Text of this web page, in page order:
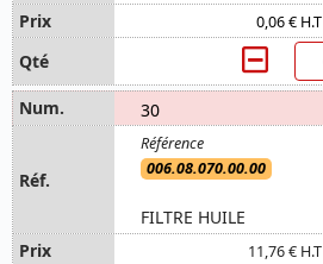
0,06 € H.T
30
006.08.070.00.00
FILTRE HUILE
11,76 € H.T